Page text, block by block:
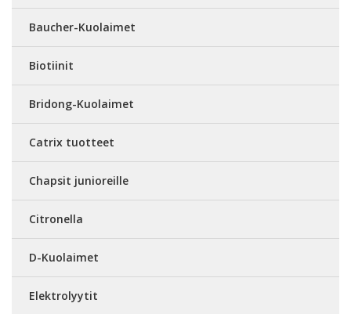
Baucher-Kuolaimet
Biotiinit
Bridong-Kuolaimet
Catrix tuotteet
Chapsit junioreille
Citronella
D-Kuolaimet
Elektrolyytit